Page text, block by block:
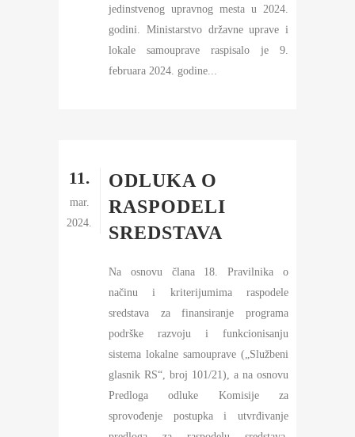
jedinstvenog upravnog mesta u 2024.
godini. Ministarstvo državne uprave i
lokale samouprave raspisalo je 9.
februara 2024. godine...
11.
mar.
2024.
ODLUKA O
RASPODELI
SREDSTAVA
Na osnovu člana 18. Pravilnika o
načinu i kriterijumima raspodele
sredstava za finansiranje programa
podrške razvoju i funkcionisanju
sistema lokalne samouprave („Službeni
glasnik RS“, broj 101/21), a na osnovu
Predloga odluke Komisije za
sprovođenje postupka i utvrđivanje